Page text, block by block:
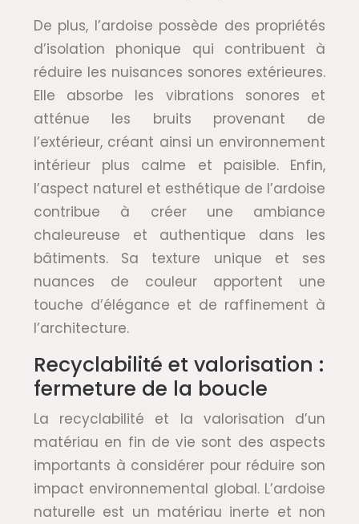
De plus, l’ardoise possède des propriétés
d’isolation phonique qui contribuent à
réduire les nuisances sonores extérieures.
Elle absorbe les vibrations sonores et
atténue les bruits provenant de
l’extérieur, créant ainsi un environnement
intérieur plus calme et paisible. Enfin,
l’aspect naturel et esthétique de l’ardoise
contribue à créer une ambiance
chaleureuse et authentique dans les
bâtiments. Sa texture unique et ses
nuances de couleur apportent une
touche d’élégance et de raffinement à
l’architecture.
Recyclabilité et valorisation :
fermeture de la boucle
La recyclabilité et la valorisation d’un
matériau en fin de vie sont des aspects
importants à considérer pour réduire son
impact environnemental global. L’ardoise
naturelle est un matériau inerte et non